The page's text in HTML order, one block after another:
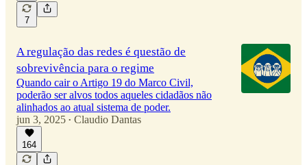
7
A regulação das redes é questão de
sobrevivência para o regime
Quando cair o Artigo 19 do Marco Civil,
poderão ser alvos todos aqueles cidadãos não
alinhados ao atual sistema de poder.
jun 3, 2025 • Claudio Dantas
164